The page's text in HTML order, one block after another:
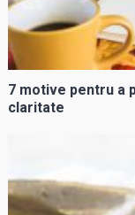
7 motive pentru a
claritate